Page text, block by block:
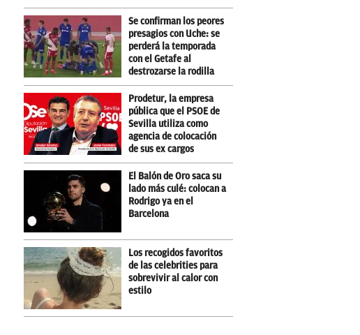
Se confirman los peores
presagios con Uche: se
perderá la temporada
con el Getafe al
destrozarse la rodilla
Prodetur, la empresa
pública que el PSOE de
Sevilla utiliza como
agencia de colocación
de sus ex cargos
El Balón de Oro saca su
lado más culé: colocan a
Rodrigo ya en el
Barcelona
Los recogidos favoritos
de las celebrities para
sobrevivir al calor con
estilo